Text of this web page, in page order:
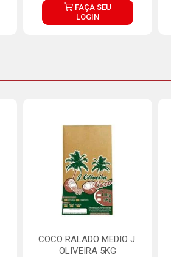
FAÇA SEU
LOGIN
COCO RALADO MEDIO J.
OLIVEIRA 5KG